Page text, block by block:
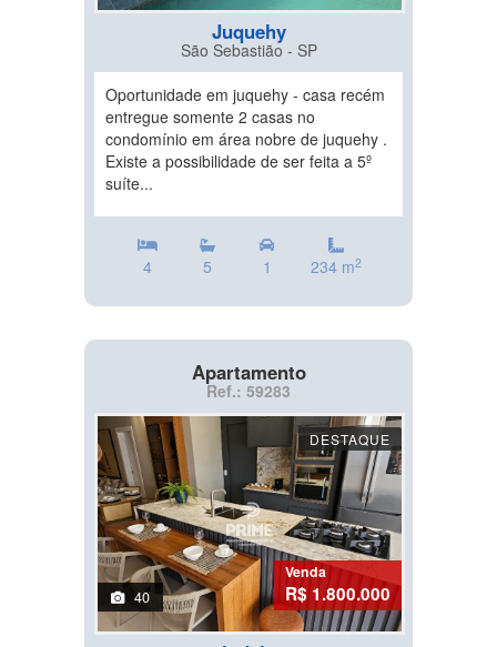
Juquehy
São Sebastião - SP
Oportunidade em juquehy - casa recém
entregue somente 2 casas no
condomínio em área nobre de juquehy .
Existe a possibilidade de ser feita a 5º
suíte...
4 5 1 234 m2
Apartamento
Ref.: 59283
DESTAQUE
40
Venda
R$ 1.800.000